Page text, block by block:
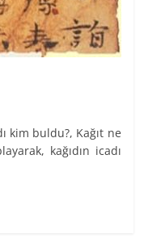
kim buldu?, Kağıt ne
kağıdın icadı